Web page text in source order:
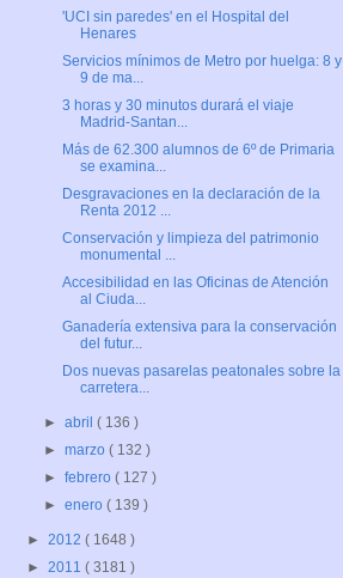
'UCI sin paredes' en el Hospital del
Henares
Servicios mínimos de Metro por huelga: 8 y
9 de ma...
3 horas y 30 minutos durará el viaje
Madrid-Santan...
Más de 62.300 alumnos de 6º de Primaria
se examina...
Desgravaciones en la declaración de la
Renta 2012 ...
Conservación y limpieza del patrimonio
monumental ...
Accesibilidad en las Oficinas de Atención
al Ciuda...
Ganadería extensiva para la conservación
del futur...
Dos nuevas pasarelas peatonales sobre la
carretera...
►abril( 136 )
►marzo( 132 )
►febrero( 127 )
►enero( 139 )
► 2012 ( 1648 )
► 2011 ( 3181 )